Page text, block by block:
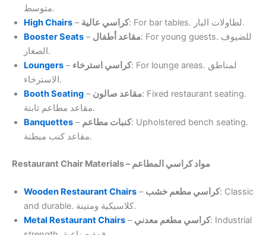
متوسط.
High Chairs – كراسي عالية
: For bar tables. لطاولات البار.
Booster Seats – مقاعد أطفال: For young guests. للضيوف
الصغار.
Loungers – كراسي استرخاء: For lounge areas. لمناطق
الاسترخاء.
Booth Seating – مقاعد صالون: Fixed restaurant seating.
مقاعد مطاعم ثابتة.
Banquettes – كنبات مطاعم: Upholstered bench seating.
مقاعد كنب مبطنة.
Restaurant Chair Materials – مواد كراسي المطاعم
Wooden Restaurant Chairs – كراسي مطعم خشب: Classic
and durable. كلاسيكية ومتينة.
Metal Restaurant Chairs – كراسي مطعم معدني: Industrial